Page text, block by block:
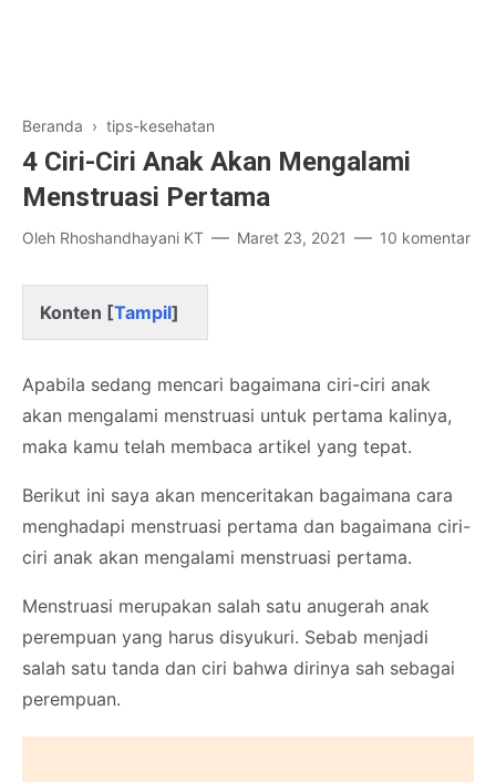
Beranda › tips-kesehatan
4 Ciri-Ciri Anak Akan Mengalami
Menstruasi Pertama
Oleh Rhoshandhayani KT Maret 23, 2021 10 komentar
Konten [Tampil]
Apabila sedang mencari bagaimana ciri-ciri anak
akan mengalami menstruasi untuk pertama kalinya,
maka kamu telah membaca artikel yang tepat.
Berikut ini saya akan menceritakan bagaimana cara
menghadapi menstruasi pertama dan bagaimana ciri-
ciri anak akan mengalami menstruasi pertama.
Menstruasi merupakan salah satu anugerah anak
perempuan yang harus disyukuri. Sebab menjadi
salah satu tanda dan ciri bahwa dirinya sah sebagai
perempuan.